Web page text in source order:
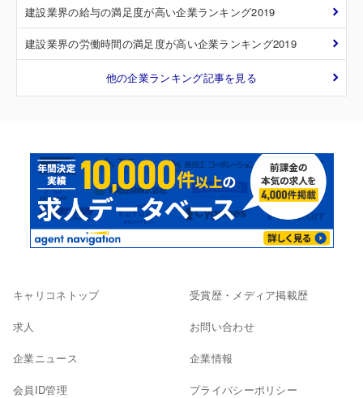
建設業界の給与の満足度が高い企業ランキング2019
建設業界の労働時間の満足度が高い企業ランキング2019
他の企業ランキング記事を見る
キャリコネトップ
求人
企業ニュース
会員ID管理
受賞歴・メディア掲載歴
お問い合わせ
企業情報
プライバシーポリシー